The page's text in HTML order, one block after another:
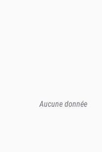
Aucune donnée